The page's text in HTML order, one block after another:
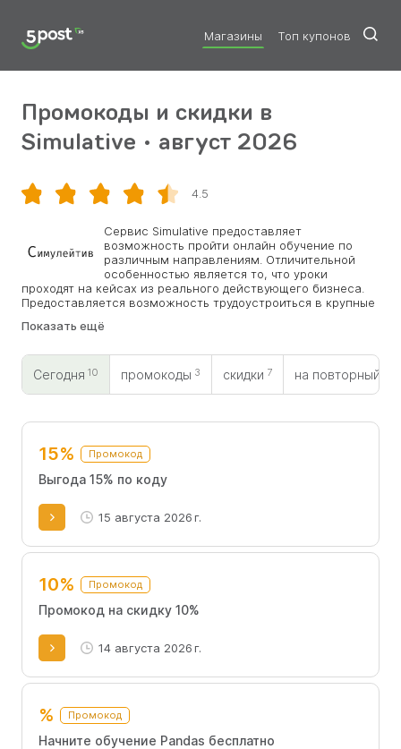
Магазины Топ купонов
Промокоды и скидки в
Simulative • август 2026
Сегодня 10 промокоды 3 скидки 7 на повторный
15% Промокод
Выгода 15% по коду
15 августа 2026 г.
10% Промокод
Промокод на скидку 10%
14 августа 2026 г.
% Промокод
Начните обучение Pandas бесплатно
4.5
Сервис Simulative предоставляет
возможность пройти онлайн обучение по
различным направлениям. Отличительной
особенностью является то, что уроки
проходят на кейсах из реального действующего бизнеса.
Предоставляется возможность трудоустроиться в крупные
профессионалы в сфере программирования и аналитики.
предлагают свою помощь даже за пределами курса.
Отдельное внимание при прохождении программ
уделяется практике, что благотворно сказывается на
Показать ещё
Скопировать